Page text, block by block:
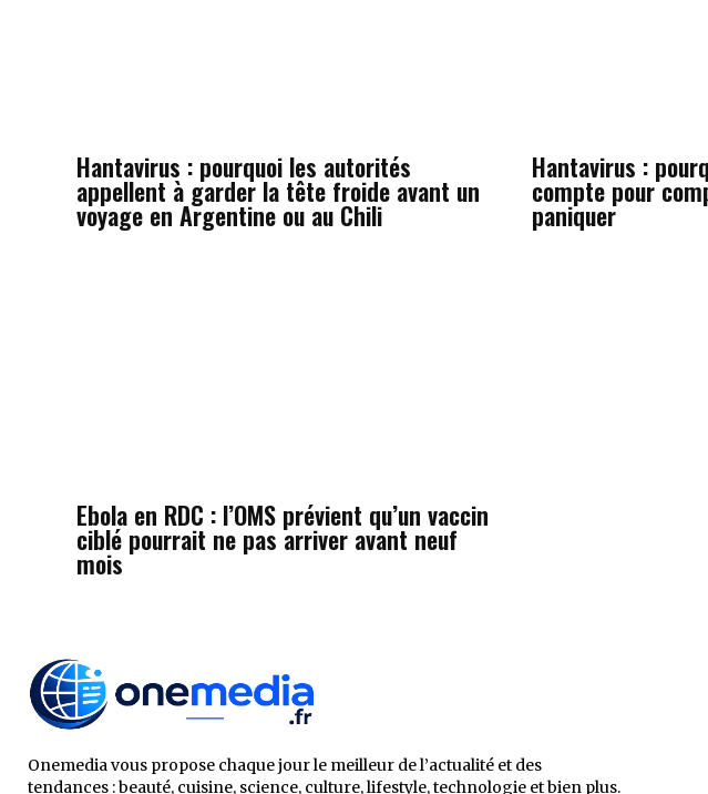
Hantavirus : pourquoi les autorités
appellent à garder la tête froide avant un
voyage en Argentine ou au Chili
Hantavirus :
compte pour
paniquer
Ebola en RDC : l’OMS prévient qu’un vaccin
ciblé pourrait ne pas arriver avant neuf
mois
Onemedia vous propose chaque jour le meilleur de l’actualité et des
tendances : beauté, cuisine, science, culture, lifestyle, technologie et bien plus.